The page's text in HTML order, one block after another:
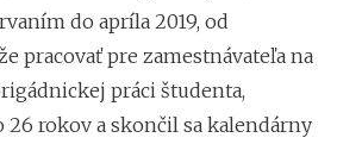
do apríla 2019, od
pracovať pre zamestnávateľa na
práci študenta,
26 rokov a skončil sa kalendárny